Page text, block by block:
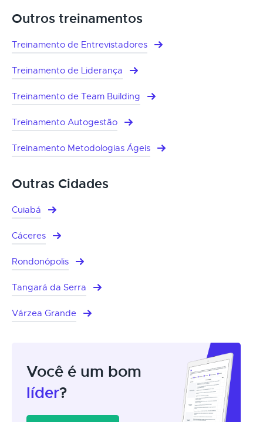
Outros treinamentos
Treinamento de Entrevistadores
Treinamento de Liderança
Treinamento de Team Building
Treinamento Autogestão
Treinamento Metodologias Ágeis
Outras Cidades
Cuiabá
Cáceres
Rondonópolis
Tangará da Serra
Várzea Grande
Você é um bom
líder?